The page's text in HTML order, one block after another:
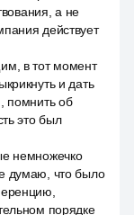
а не
действует
в тот момент
и дать
помнить об
это был
немножечко
думаю, что было
порядке